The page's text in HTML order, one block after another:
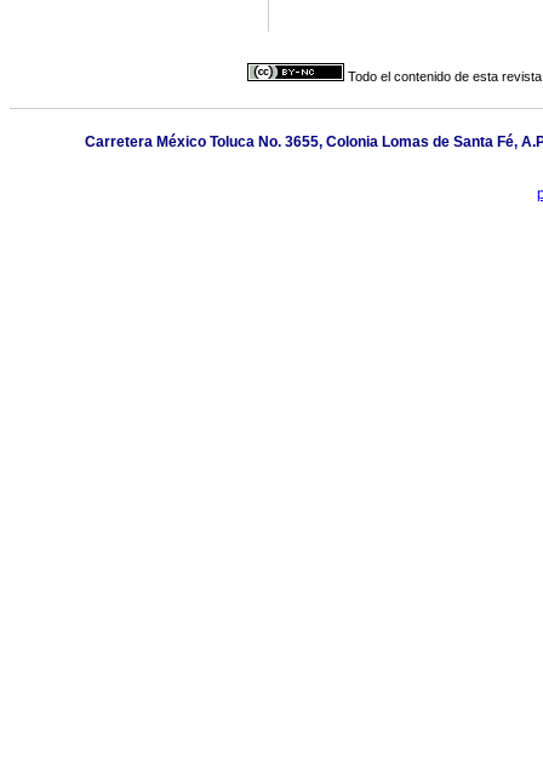
Todo el contenido de esta
Carretera México Toluca No. 3655, Colonia Lomas de Santa Fé,